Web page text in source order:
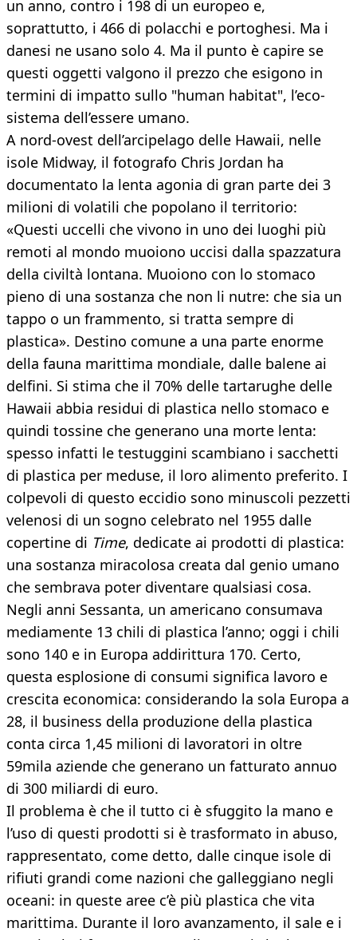
un anno, contro i 198 di un europeo e,
soprattutto, i 466 di polacchi e portoghesi. Ma i
danesi ne usano solo 4. Ma il punto è capire se
questi oggetti valgono il prezzo che esigono in
termini di impatto sullo "human habitat", l’eco-
sistema dell’essere umano.
A nord-ovest dell’arcipelago delle Hawaii, nelle
isole Midway, il fotografo Chris Jordan ha
documentato la lenta agonia di gran parte dei 3
milioni di volatili che popolano il territorio:
«Questi uccelli che vivono in uno dei luoghi più
remoti al mondo muoiono uccisi dalla spazzatura
della civiltà lontana. Muoiono con lo stomaco
pieno di una sostanza che non li nutre: che sia un
tappo o un frammento, si tratta sempre di
plastica». Destino comune a una parte enorme
della fauna marittima mondiale, dalle balene ai
delfini. Si stima che il 70% delle tartarughe delle
Hawaii abbia residui di plastica nello stomaco e
quindi tossine che generano una morte lenta:
spesso infatti le testuggini scambiano i sacchetti
di plastica per meduse, il loro alimento preferito. I
colpevoli di questo eccidio sono minuscoli pezzetti
velenosi di un sogno celebrato nel 1955 dalle
copertine di Time, dedicate ai prodotti di plastica:
una sostanza miracolosa creata dal genio umano
che sembrava poter diventare qualsiasi cosa.
Negli anni Sessanta, un americano consumava
mediamente 13 chili di plastica l’anno; oggi i chili
sono 140 e in Europa addirittura 170. Certo,
questa esplosione di consumi significa lavoro e
crescita economica: considerando la sola Europa a
28, il business della produzione della plastica
conta circa 1,45 milioni di lavoratori in oltre
59mila aziende che generano un fatturato annuo
di 300 miliardi di euro.
Il problema è che il tutto ci è sfuggito la mano e
l’uso di questi prodotti si è trasformato in abuso,
rappresentato, come detto, dalle cinque isole di
rifiuti grandi come nazioni che galleggiano negli
oceani: in queste aree c’è più plastica che vita
marittima. Durante il loro avanzamento, il sale e i